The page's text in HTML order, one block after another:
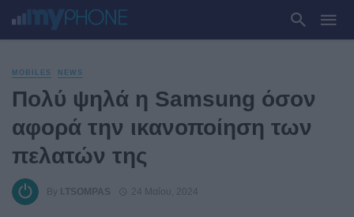
MOBILES NEWS
Πολύ ψηλά η Samsung όσον
αφορά την ικανοποίηση των
πελατών της
By I.TSOMPAS 24 Μαΐου, 2024